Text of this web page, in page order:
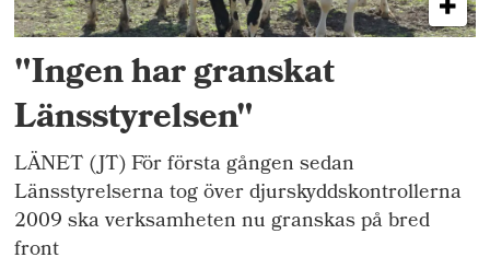
"Ingen har granskat
Länsstyrelsen"
LÄNET (JT) För första gången sedan
Länsstyrelserna tog över djurskyddskontrollerna
2009 ska verksamheten nu granskas på bred
front